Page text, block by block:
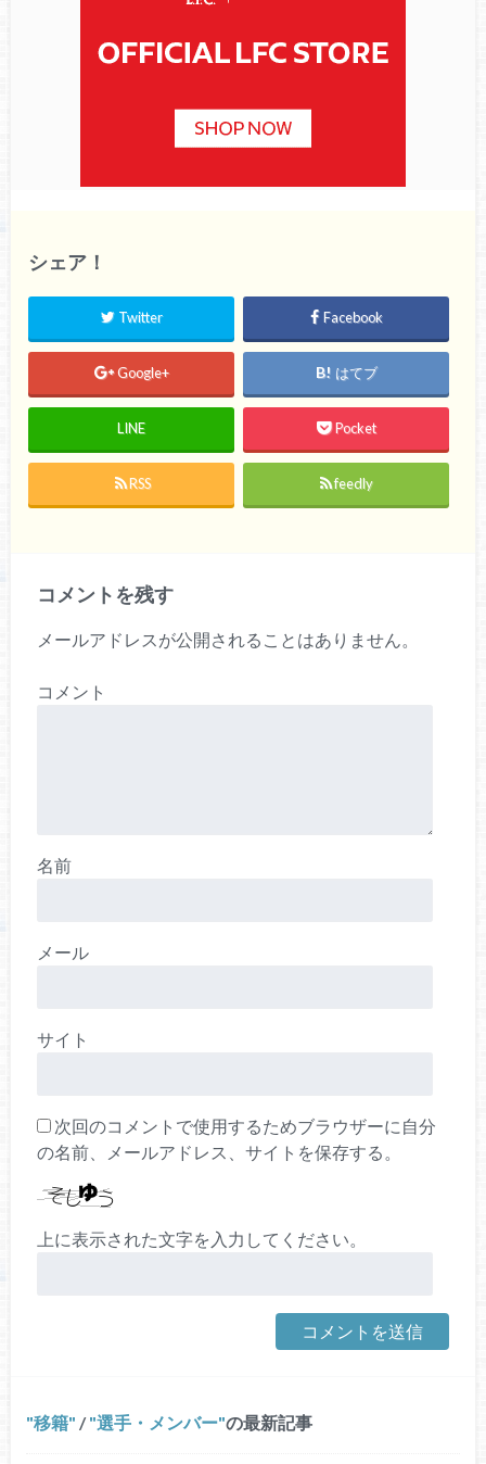
シェア！
Twitter Facebook
Google+ はてブ
LINE Pocket
RSS feedly
コメントを残す
メールアドレスが公開されることはありません。
コメント
名前
メール
サイト
次回のコメントで使用するためブラウザーに自分
の名前、メールアドレス、サイトを保存する。
上に表示された文字を入力してください。
移籍 / 選手・メンバー の最新記事